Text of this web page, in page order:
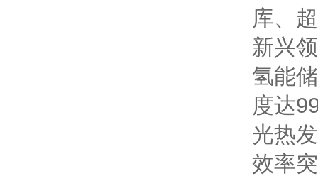
库、
新兴
氢能
度达
光热
效率